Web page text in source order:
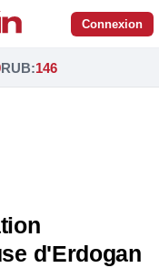
Connexion
RUB:146
d'Erdogan